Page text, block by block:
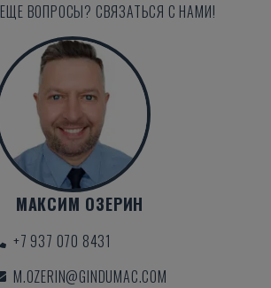
ВОПРОСЫ? СВЯЗАТЬСЯ С НАМИ!
МАКСИМ ОЗЕРИН
+7 937 070 8431
M.OZERIN@GINDUMAC.COM